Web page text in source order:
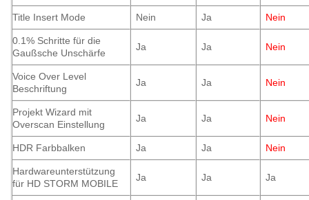
Title Insert Mode Nein Ja Nein
0.1% Schritte für die
Gaußsche Unschärfe
Ja Ja Nein
Voice Over Level
Beschriftung
Ja Ja Nein
Projekt Wizard mit
Overscan Einstellung
Ja Ja Nein
HDR Farbbalken Ja Ja Nein
Hardwareunterstützung
für HD STORM MOBILE
Ja Ja Ja